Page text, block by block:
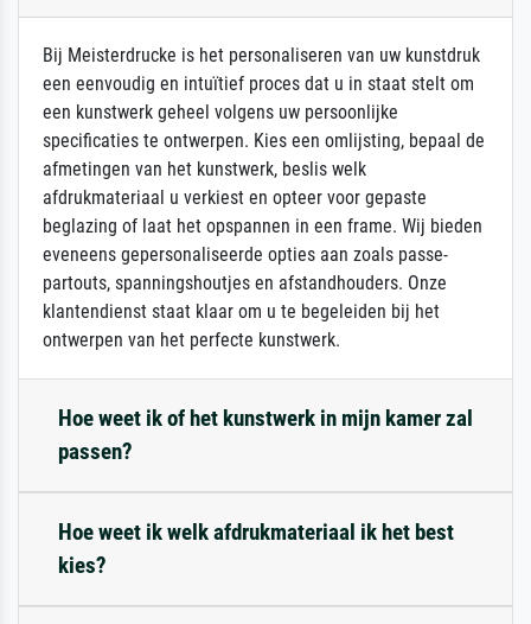
Bij Meisterdrucke is het personaliseren van uw kunstdruk
een eenvoudig en intuïtief proces dat u in staat stelt om
een kunstwerk geheel volgens uw persoonlijke
specificaties te ontwerpen. Kies een omlijsting, bepaal de
afmetingen van het kunstwerk, beslis welk
afdrukmateriaal u verkiest en opteer voor gepaste
beglazing of laat het opspannen in een frame. Wij bieden
eveneens gepersonaliseerde opties aan zoals passe-
partouts, spanningshoutjes en afstandhouders. Onze
klantendienst staat klaar om u te begeleiden bij het
ontwerpen van het perfecte kunstwerk.
Hoe weet ik of het kunstwerk in mijn kamer zal
passen?
Hoe weet ik welk afdrukmateriaal ik het best
kies?